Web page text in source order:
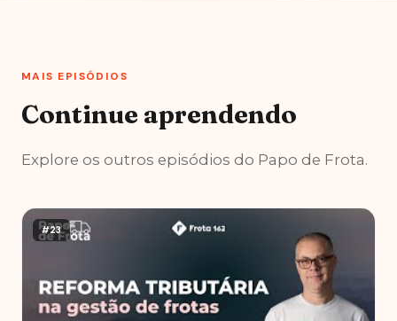
MAIS EPISÓDIOS
Continue aprendendo
Explore os outros episódios do Papo de Frota.
#23